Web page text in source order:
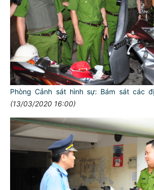
Phòng Cảnh sát hình sự: Bám sát các
(13/03/2020 16:00)
Đối với tự mình, phải
CẦN, KIỆM, LIÊM,
Đối với đồng sự, phải
THÂN ÁI GIÚP ĐỠ